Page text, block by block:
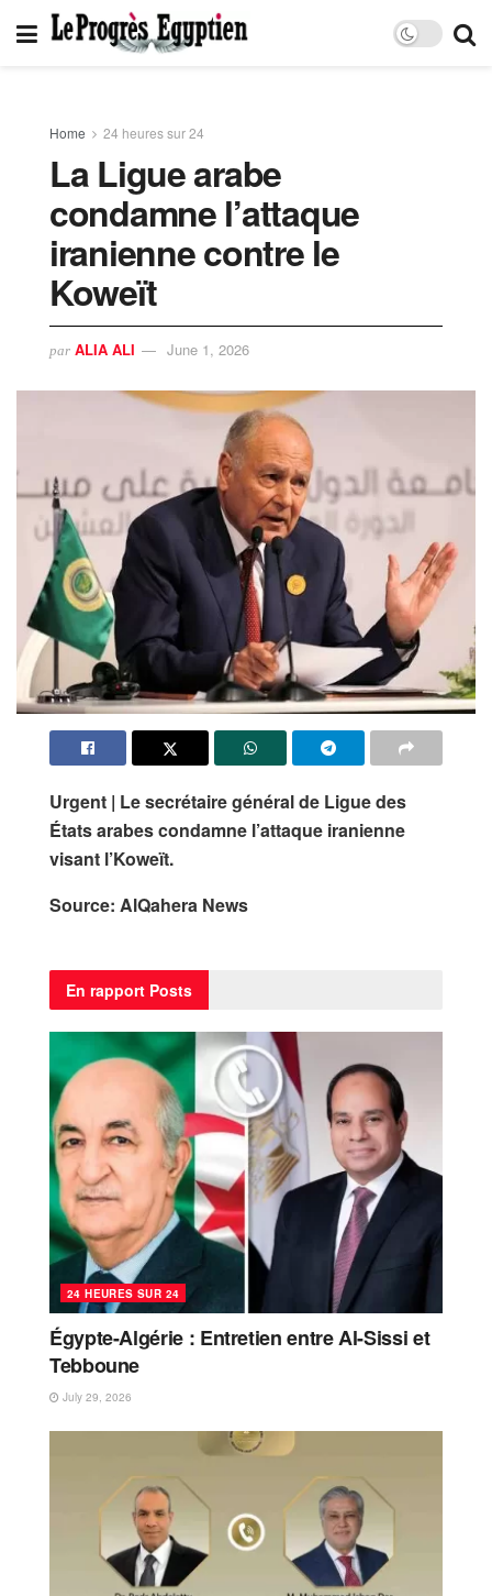
Home 24 heures sur 24
La Ligue arabe
condamne l’attaque
iranienne contre le
Koweït
par ALIA ALI June 1, 2026
Urgent | Le secrétaire général de Ligue des
États arabescondamne l’attaque iranienne
visant l’Koweït.
Source: AlQahera News
En rapport Posts
24 HEURES SUR 24
Égypte-Algérie : Entretien entre Al-Sissi et
Tebboune
July 29, 2026